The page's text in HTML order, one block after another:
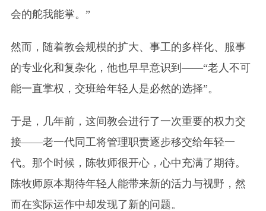
会的舵我能掌。”
然而，随着教会规模的扩大、事工的多样化、服事
的专业化和复杂化，他也早早意识到——“老人不可
能一直掌权，交班给年轻人是必然的选择”。
于是，几年前，这间教会进行了一次重要的权力交
接——老一代同工将管理职责逐步移交给年轻一
代。那个时候，陈牧师很开心，心中充满了期待。
陈牧师原本期待年轻人能带来新的活力与视野，然
而在实际运作中却发现了新的问题。